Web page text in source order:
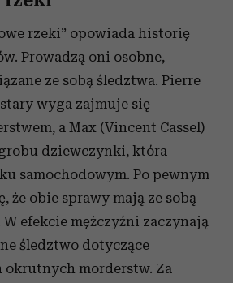
rzeki” opowiada historię
Prowadzą oni osobne,
ze sobą śledztwa. Pierre
wyga zajmuje się
a Max (Vincent Cassel)
dziewczynki, która
samochodowym. Po pewnym
że obie sprawy mają ze sobą
efekcie mężczyźni zaczynają
śledztwo dotyczące
morderstw. Za